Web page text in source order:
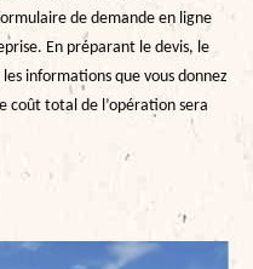
de demande en ligne
En préparant le devis, le
informations que vous donnez
coût total de l’opération sera